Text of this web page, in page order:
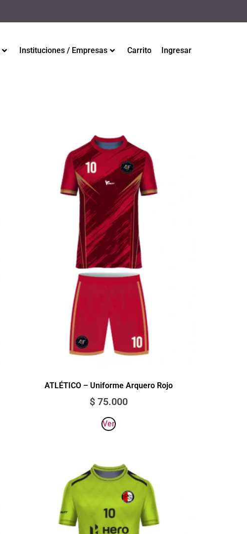
Instituciones / Empresas Carrito Ingresar
ATLÉTICO – Uniforme Arquero Rojo
$ 75.000
Ver